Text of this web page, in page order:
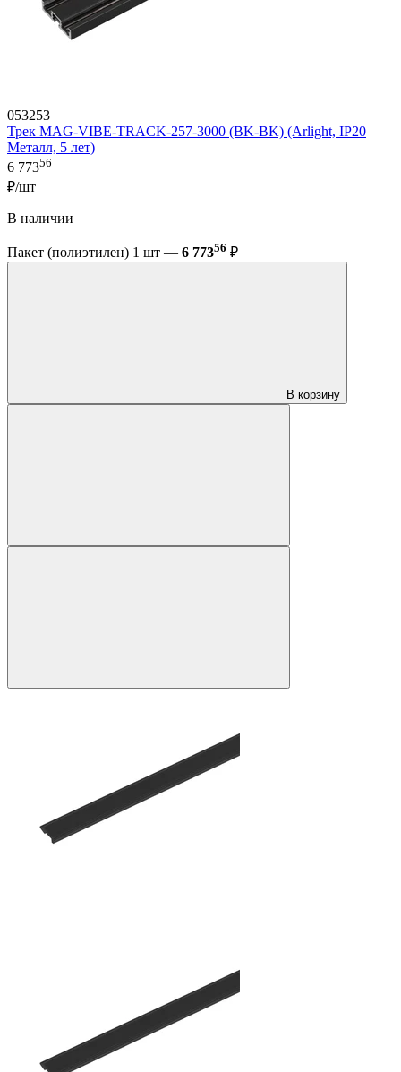
053253
Трек MAG-VIBE-TRACK-257-3000 (BK-BK) (Arlight, IP20
Металл, 5 лет)
6 77356
₽/шт
В наличии
Пакет (полиэтилен) 1 шт — 6 77356 ₽
В корзину